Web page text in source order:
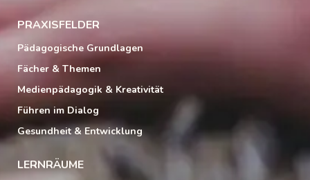
PRAXISFELDER
Pädagogische Grundlagen
Fächer & Themen
Medienpädagogik & Kreativität
Führen im Dialog
Gesundheit & Entwicklung
LERNRÄUME